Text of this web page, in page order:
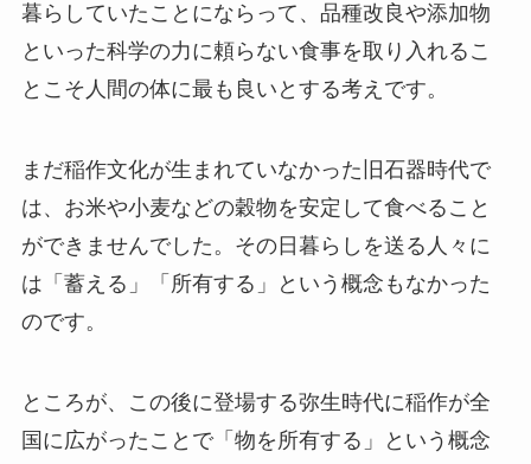
暮らしていたことにならって、品種改良や添加物
といった科学の力に頼らない食事を取り入れるこ
とこそ人間の体に最も良いとする考えです。
まだ稲作文化が生まれていなかった旧石器時代で
は、お米や小麦などの穀物を安定して食べること
ができませんでした。その日暮らしを送る人々に
は「蓄える」「所有する」という概念もなかった
のです。
ところが、この後に登場する弥生時代に稲作が全
国に広がったことで「物を所有する」という概念